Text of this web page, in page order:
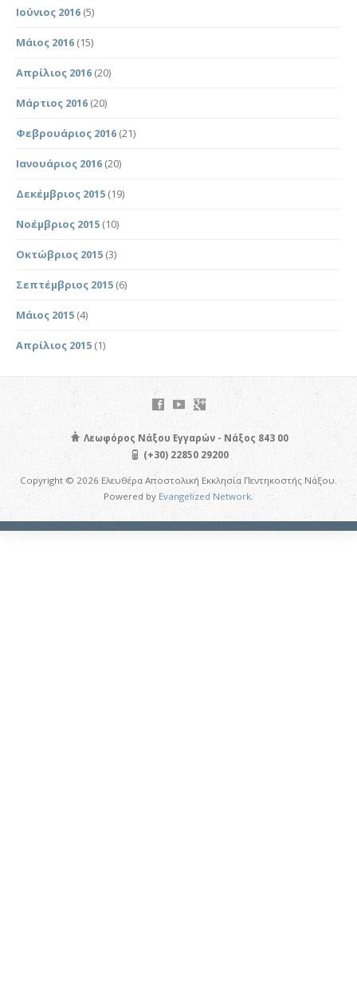
Ιούνιος 2016 (5)
Μάιος 2016 (15)
Απρίλιος 2016 (20)
Μάρτιος 2016 (20)
Φεβρουάριος 2016 (21)
Ιανουάριος 2016 (20)
Δεκέμβριος 2015 (19)
Νοέμβριος 2015 (10)
Οκτώβριος 2015 (3)
Σεπτέμβριος 2015 (6)
Μάιος 2015 (4)
Απρίλιος 2015 (1)
Λεωφόρος Νάξου Εγγαρών - Νάξος 843 00
(+30) 22850 29200
Copyright © 2026 Ελευθέρα Αποστολική Εκκλησία Πεντηκοστής Νάξου.
Powered byEvangelized Network.